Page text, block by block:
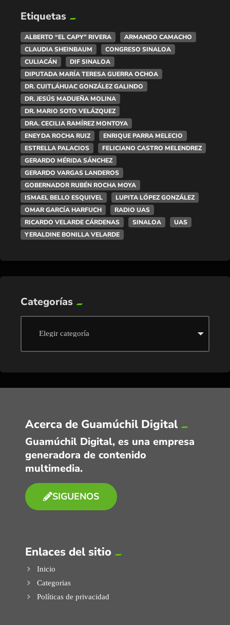
Etiquetas
ALBERTO “EL CAPY” RIVERA
ARMANDO CAMACHO
CLAUDIA SHEINBAUM
CONGRESO SINALOA
CULIACÁN
DIF SINALOA
DIPUTADA MARÍA TERESA GUERRA OCHOA
DR. CUITLÁHUAC GONZÁLEZ GALINDO
DR. JESÚS MADUEÑA MOLINA
DR. MARIO SOTO VELÁZQUEZ
DRA. CECILIA RAMÍREZ MONTOYA
ENEYDA ROCHA RUIZ
ENRIQUE PARRA MELECIO
ESTRELLA PALACIOS
FELICIANO CASTRO MELENDREZ
GERARDO MÉRIDA SÁNCHEZ
GERARDO VARGAS LANDEROS
GOBERNADOR RUBÉN ROCHA MOYA
ISMAEL BELLO ESQUIVEL
LUPITA LÓPEZ GONZÁLEZ
OMAR GARCÍA HARFUCH
RADIO UAS
RICARDO VELARDE CÁRDENAS
SINALOA
UAS
YERALDINE BONILLA VELARDE
Categorías
Acerca de Guamúchil Digital
Guamúchil Digital, es una empresa
generadora de contenido
multimedia.
SIGUENOS
Enlaces del sitio
Inicio
Categorias
Políticas de privacidad